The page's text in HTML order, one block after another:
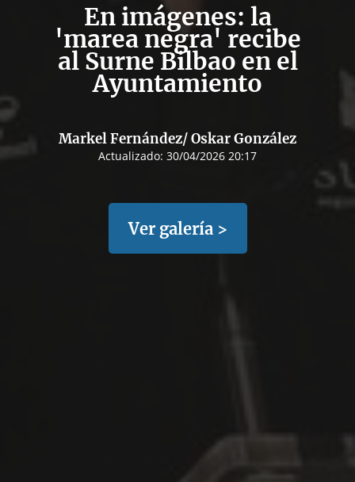
En imágenes: la
'marea negra' recibe
al Surne Bilbao en el
Ayuntamiento
Markel Fernández/ Oskar González
Actualizado: 30/04/2026 20:17
Ver galería >